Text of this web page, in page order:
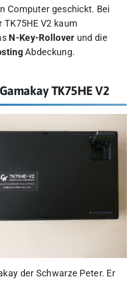
Computer geschickt. Bei
V2 kaum
N-Key-Rollover und die
Abdeckung.
TK75HE V2
der Schwarze Peter. Er